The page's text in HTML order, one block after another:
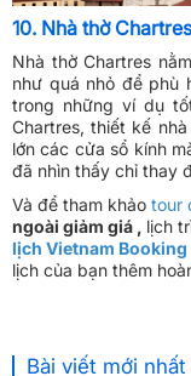
10. Nhà thờ Chartres
Nhà thờ Chartres
như quá nhỏ để phù
trong những ví dụ
Chartres, thiết kế
lớn các cửa sổ kính
đã nhìn thấy chỉ thay
Và để tham khảo tour
ngoài giảm giá , lịch
lịch Vietnam Booking
lịch của bạn thêm
Bài viết mới nhất